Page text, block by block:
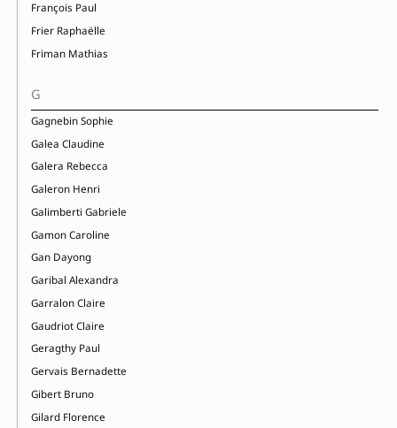
François Paul
Frier Raphaëlle
Friman Mathias
G
Gagnebin Sophie
Galea Claudine
Galera Rebecca
Galeron Henri
Galimberti Gabriele
Gamon Caroline
Gan Dayong
Garibal Alexandra
Garralon Claire
Gaudriot Claire
Geragthy Paul
Gervais Bernadette
Gibert Bruno
Gilard Florence